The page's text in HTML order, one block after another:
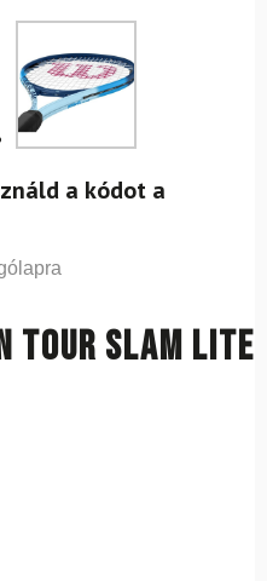
a kódot a
Tour Slam Lite